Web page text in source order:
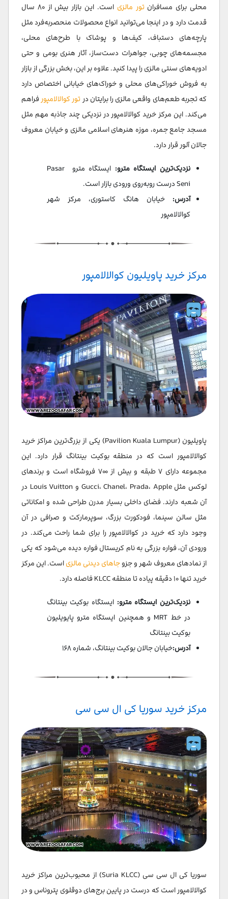
محلی برای مسافران تور مالزی
است. این بازار بیش از ۸۰ سال
قدمت دارد و در اینجا می‌توانید انواع محصولات منحصربه‌فرد مثل
پارچه‌های دستباف، کیف‌ها و پوشاک با طرح‌های محلی،
مجسمه‌های چوبی، جواهرات دست‌ساز، آثار هنری بومی و حتی
ادویه‌های سنتی مالزی را پیدا کنید. علاوه بر این، بخش بزرگی از بازار
به فروش خوراکی‌های محلی و خوراک‌های خیابانی اختصاص دارد
که تجربه طعم‌های واقعی مالزی را برایتان در تور کوالالامپور فراهم
می‌کند. این مرکز خرید کوالالامپور در نزدیکی چند جاذبه مهم مثل
مسجد جامع جمره، موزه هنرهای اسلامی مالزی و خیابان معروف
جالان آلور قرار دارد.
نزدیک‌ترین ایستگاه مترو:
ایستگاه مترو Pasar
Seni درست روبه‌روی ورودی بازار است.
آدرس: خیابان هانگ کاستوری، مرکز شهر
کوالالامپور
مرکز خرید پاویلیون کوالالامپور
پاویلیون (Pavilion Kuala Lumpur) یکی از بزرگ‌ترین مراکز خرید
کوالالامپور است که در منطقه بوکیت بینتانگ قرار دارد. این
مجموعه دارای ۷ طبقه و بیش از ۷۰۰ فروشگاه است و برندهای
لوکس مثل Gucci، Chanel، Prada، Apple و Louis Vuitton در
آن شعبه دارند. فضای داخلی بسیار مدرن طراحی شده و امکاناتی
مثل سالن سینما، فودکورت بزرگ، سوپرمارکت و صرافی در آن
وجود دارد که خرید در کوالالامپور را برای شما راحت می‌کند. در
ورودی آن، فواره بزرگی به نام کریستال فواره دیده می‌شود که یکی
از نمادهای معروف شهر و جزوجاهای دیدنی مالزیاست. این مرکز
خرید تنها ۱۰ دقیقه پیاده تا منطقه KLCC فاصله دارد.
نزدیک‌ترین ایستگاه مترو:ایستگاه بوکیت بینتانگ
در خط MRT و همچنین ایستگاه مترو پایویلیون
بوکیت بینتانگ
آدرس:خیابان جالان بوکیت بینتانگ، شماره ۱۶۸
مرکز خرید سوریا کی ال سی سی
سوریا کی ال سی سی (Suria KLCC) از محبوب‌ترین مراکز خرید
کوالالامپور است که درست در پایین برج‌های دوقلوی پتروناس و در